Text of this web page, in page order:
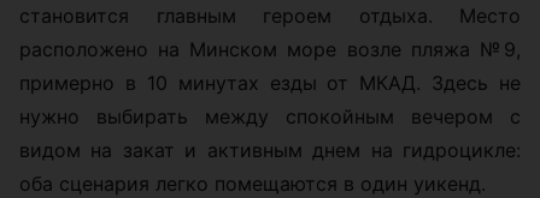
становится главным героем отдыха. Место
расположено на Минском море возле пляжа №9,
примерно в 10 минутах езды от МКАД. Здесь не
нужно выбирать между спокойным вечером с
видом на закат и активным днем на гидроцикле:
оба сценария легко помещаются в один уикенд.